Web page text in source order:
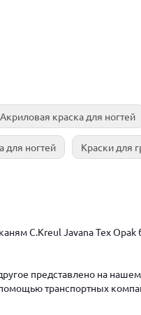
Акриловая краска для ногтей
для ногтей Краски для
C.Kreul Javana Tex Opak
представлено на
транспортных